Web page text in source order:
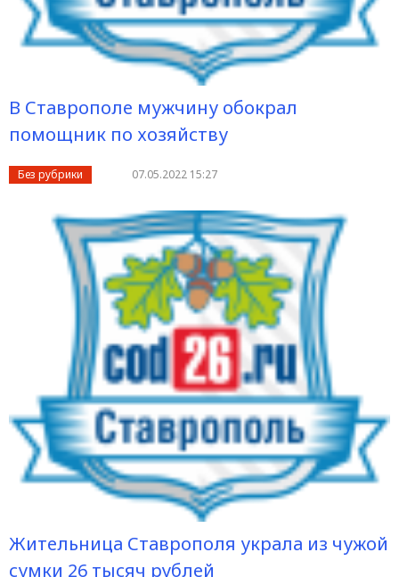
В Ставрополе мужчину обокрал
помощник по хозяйству
Без рубрики 07.05.2022 15:27
Жительница Ставрополя украла из чужой
сумки 26 тысяч рублей